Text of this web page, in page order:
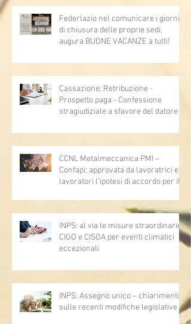
Federlazio nel comunicare i giorni
di chiusura delle proprie sedi,
augura BUONE VACANZE a tutti!
Cassazione: Retribuzione -
Prospetto paga - Confessione
stragiudiziale a sfavore del datore di
articoli 1362, 2697, 2730, 2732, 2734
e 2735)
CCNL Metalmeccanica PMI –
Confapi: approvata da lavoratrici e
lavoratori l’ipotesi di accordo per il
INPS: al via le misure straordinarie
CIGO e CISOA per eventi climatici
eccezionali
INPS: Assegno unico – chiarimenti
sulle recenti modifiche legislative